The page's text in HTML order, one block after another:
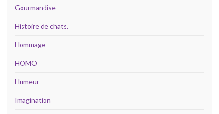
Gourmandise
Histoire de chats.
Hommage
HOMO
Humeur
Imagination